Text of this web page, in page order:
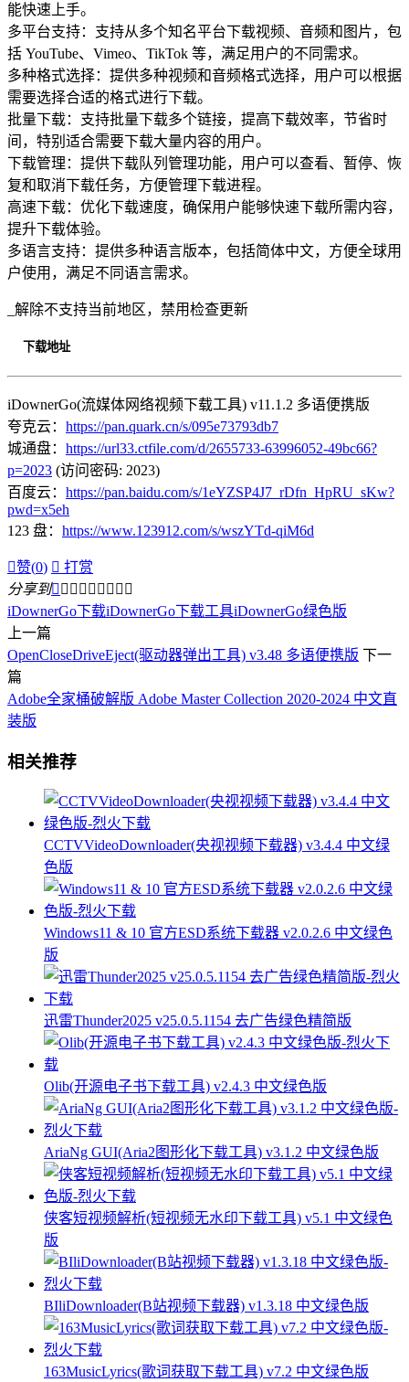
能快速上手。
多平台支持：支持从多个知名平台下载视频、音频和图片，包
括 YouTube、Vimeo、TikTok 等，满足用户的不同需求。
多种格式选择：提供多种视频和音频格式选择，用户可以根据
需要选择合适的格式进行下载。
批量下载：支持批量下载多个链接，提高下载效率，节省时
间，特别适合需要下载大量内容的用户。
下载管理：提供下载队列管理功能，用户可以查看、暂停、恢
复和取消下载任务，方便管理下载进程。
高速下载：优化下载速度，确保用户能够快速下载所需内容，
提升下载体验。
多语言支持：提供多种语言版本，包括简体中文，方便全球用
户使用，满足不同语言需求。
_解除不支持当前地区，禁用检查更新
下载地址
iDownerGo(流媒体网络视频下载工具) v11.1.2 多语便携版
夸克云： https://pan.quark.cn/s/095e73793db7
城通盘： https://url33.ctfile.com/d/2655733-63996052-49bc66?
p=2023 (访问密码: 2023)
百度云： https://pan.baidu.com/s/1eYZSP4J7_rDfn_HpRU_sKw?
pwd=x5eh
123 盘： https://www.123912.com/s/wszYTd-qiM6d
赞(0)  打赏
分享到        
iDownerGo下载iDownerGo下载工具iDownerGo绿色版
上一篇
OpenCloseDriveEject(驱动器弹出工具) v3.48 多语便携版 下一
篇
Adobe全家桶破解版 Adobe Master Collection 2020-2024 中文直
装版
相关推荐
CCTVVideoDownloader(央视视频下载器) v3.4.4 中文绿
色版
Windows11 & 10 官方ESD系统下载器 v2.0.2.6 中文绿色
版
迅雷Thunder2025 v25.0.5.1154 去广告绿色精简版
Olib(开源电子书下载工具) v2.4.3 中文绿色版
AriaNg GUI(Aria2图形化下载工具) v3.1.2 中文绿色版
侠客短视频解析(短视频无水印下载工具) v5.1 中文绿色
版
BIliDownloader(B站视频下载器) v1.3.18 中文绿色版
163MusicLyrics(歌词获取下载工具) v7.2 中文绿色版